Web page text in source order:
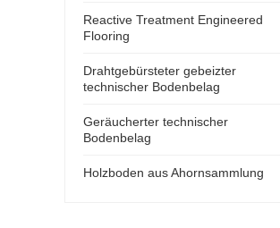
Reactive Treatment Engineered
Flooring
Drahtgebürsteter gebeizter
technischer Bodenbelag
Geräucherter technischer
Bodenbelag
Holzboden aus Ahornsammlung